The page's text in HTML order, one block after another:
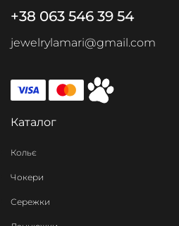
+38 063 546 39 54
jewelrylamari@gmail.com
Каталог
Кольє
Чокери
Сережки